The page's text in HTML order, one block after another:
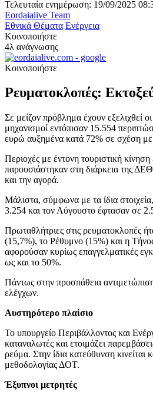
Τελευταία ενημέρωση: 19/09/2025
Eordaialive Team
Εθνικά Θέματα Ενέργεια
Κοινοποιήστε
4λ ανάγνωσης
Κοινοποιήστε
Ρευματοκλοπές:
Σε μείζον πρόβλημα έχουν εξελιχθεί
μηχανισμοί εντόπισαν 15.554
ευρώ αυξημένα κατά 72% σε σχέση με
Περιοχές με έντονη τουριστική
παρουσιάστηκαν στη διάρκεια της
και την αγορά.
Μάλιστα, σύμφωνα με τα ίδια
3.254 και τον Αύγουστο έφτασαν σε
Πρωταθλήτριες στις ρευματοκλοπές
(15,7%), το Ρέθυμνο (15%) και η
αφορούσαν κυρίως επαγγελματικές
ως και το 50%.
Πάντως στην προσπάθεια
ελέγχων.
Αυστηρότερο πλαίσιο
Το υπουργείο Περιβάλλοντος και
καταναλωτές και ετοιμάζει
ρεύμα. Στην ίδια κατεύθυνση
μεθοδολογίας ΔΟΤ.
Έξυπνοι μετρητές